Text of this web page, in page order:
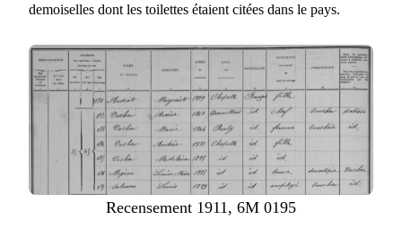
demoiselles dont les toilettes étaient citées dans le pays.
Recensement 1911, 6M 0195